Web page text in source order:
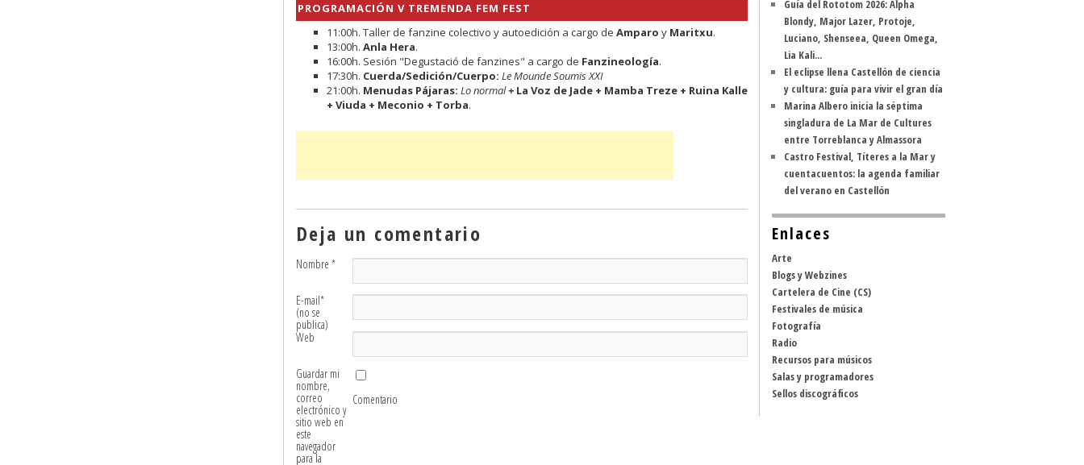
PROGRAMACIÓN V TREMENDA FEM FEST
11:00h. Taller de fanzine colectivo y autoedición a cargo de Amparo y Maritxu.
13:00h. Anla Hera.
16:00h. Sesión "Degustació de fanzines" a cargo de Fanzineología.
17:30h. Cuerda/Sedición/Cuerpo: Le Mounde Soumis XXI
21:00h. Menudas Pájaras: Lo normal+La Voz de Jade + Mamba Treze + Ruina Kalle
+ Viuda + Meconio + Torba.
Deja un comentario
Nombre *
E-mail*
(no se
publica)
Web
Guardar mi
nombre,
correo
electrónico y
sitio web en
este
navegador
para la
Comentario
Guía del Rototom 2026: Alpha
Blondy, Major Lazer, Protoje,
Luciano, Shenseea, Queen Omega,
Lia Kali...
El eclipse llena Castellón de ciencia
y cultura: guía para vivir el gran día
Marina Albero inicia la séptima
singladura de La Mar de Cultures
entre Torreblanca y Almassora
Castro Festival, Títeres a la Mar y
cuentacuentos: la agenda familiar
del verano en Castellón
Enlaces
Arte
Blogs y Webzines
Cartelera de Cine (CS)
Festivales de música
Fotografía
Radio
Recursos para músicos
Salas y programadores
Sellos discográficos